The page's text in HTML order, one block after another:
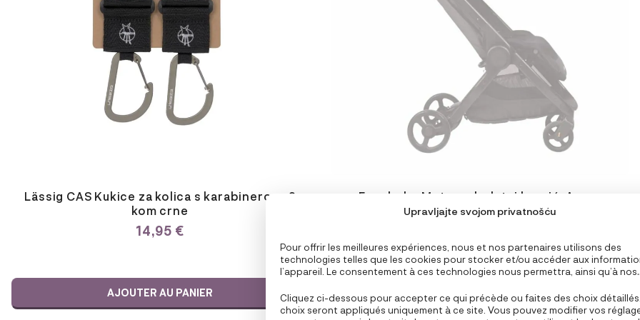
Upravljajte svojom privatnošću
Pour offrir les meilleures expériences, nous et nos partenaires utilisons des
technologies telles que les cookies pour stocker et/ou accéder aux
l’appareil. Le consentement à ces technologies nous permettra, ainsi qu’à nos
navigation ou des ID uniques sur ce site et afficher des publicités (non-)
personnalisées. Ne pas consentir ou retirer son consentement peut nuire à
Cliquez ci-dessous pour accepter ce qui précède ou faites des choix
choix seront appliqués uniquement à ce site. Vous pouvez modifier vos
Lässig CAS Kukice za kolica s karabinerom, 2
kom crne
14,95 €
AJOUTER AU PANIER
Ergobaby Metro+ dodatni krović, Azure
LE
INITIAL
ÉTAIT :
39,90 €.
39,90€LE
ACTUEL
EST :
39,90 €.
27,93€
AJOUTER AU PANIER